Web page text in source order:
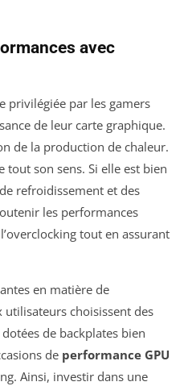
avec
privilégiée par les gamers
de leur carte graphique.
de la production de chaleur.
tout son sens. Si elle est bien
refroidissement et des
les performances
tout en assurant
en matière de
choisissent des
de backplates bien
de performance GPU
Ainsi, investir dans une